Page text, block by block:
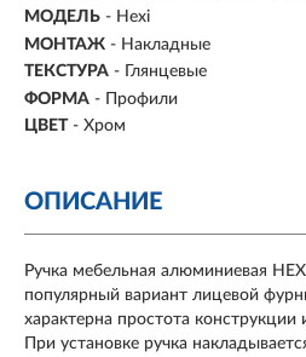
МОДЕЛЬ - Hexi
МОНТАЖ - Накладные
ТЕКСТУРА - Глянцевые
ФОРМА - Профили
ЦВЕТ - Хром
ОПИСАНИЕ
Ручка мебельная алюминиевая
популярный вариант лицевой
характерна простота
При установке ручка